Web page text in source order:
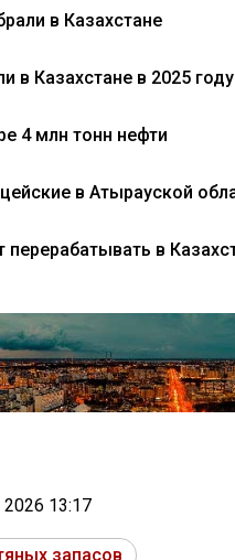
в Казахстане
в Казахстане в 2025 году
4 млн тонн нефти
в Атырауской
в
13:17
запасов